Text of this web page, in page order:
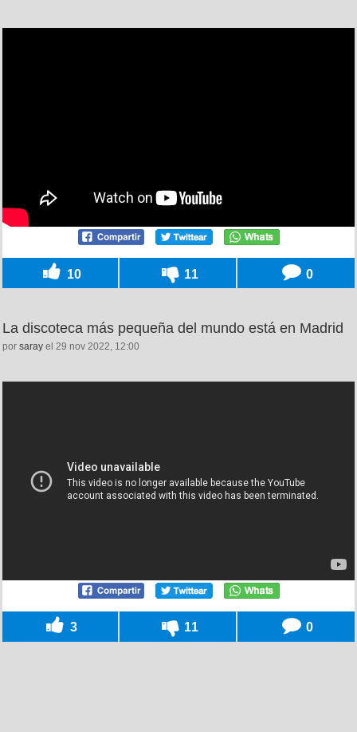
10 11 0
La discoteca más pequeña del mundo está en Madrid
por saray el 29 nov 2022, 12:00
3 11 0